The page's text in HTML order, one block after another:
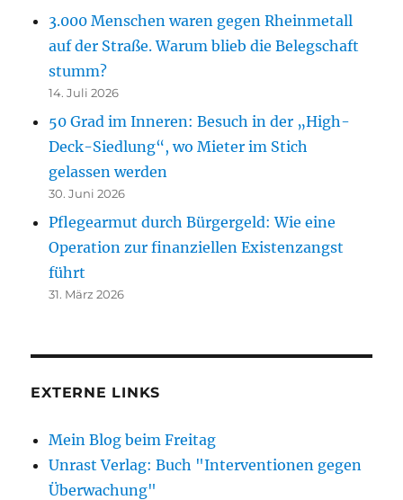
3.000 Menschen waren gegen Rheinmetall
auf der Straße. Warum blieb die Belegschaft
stumm?
14. Juli 2026
50 Grad im Inneren: Besuch in der „High-
Deck-Siedlung“, wo Mieter im Stich
gelassen werden
30. Juni 2026
Pflegearmut durch Bürgergeld: Wie eine
Operation zur finanziellen Existenzangst
führt
31. März 2026
EXTERNE LINKS
Mein Blog beim Freitag
Unrast Verlag: Buch "Interventionen gegen
Überwachung"